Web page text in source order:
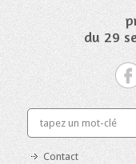
du 29
Contact